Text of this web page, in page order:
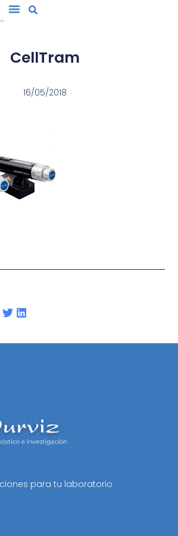
CellTram
16/05/2018
para tu laboratorio